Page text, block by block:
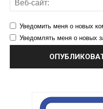
Уведомить меня о новых
Уведомлять меня о новых